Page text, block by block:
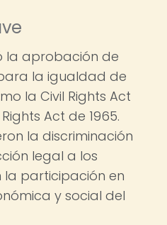
la aprobación de
la igualdad de
la Civil Rights Act
Act de 1965.
la discriminación
legal a los
participación en
y social del